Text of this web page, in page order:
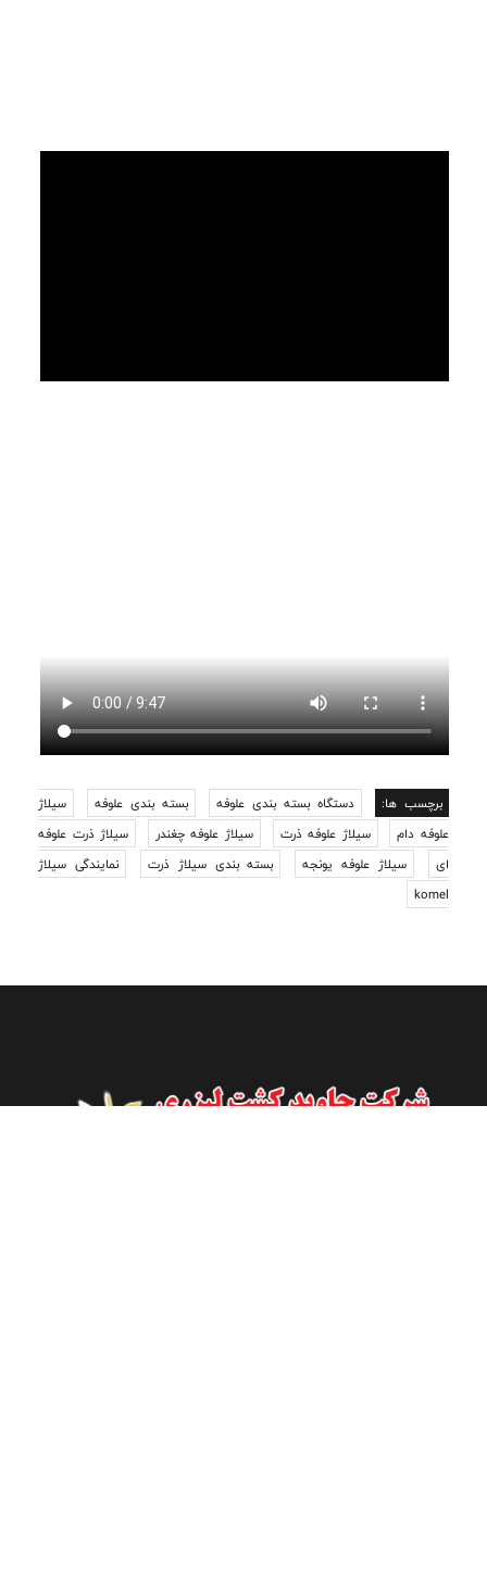
برچسب ها: دستگاه بسته بندی علوفه بسته بندی علوفه
سیلاژ
علوفه دام
سیلاژ علوفه ذرت سیلاژ علوفه چغندر
سیلاژ ذرت علوفه
ای
سیلاژ علوفه یونجه بسته بندی سیلاژ ذرت
نمایندگی سیلاژ
komel